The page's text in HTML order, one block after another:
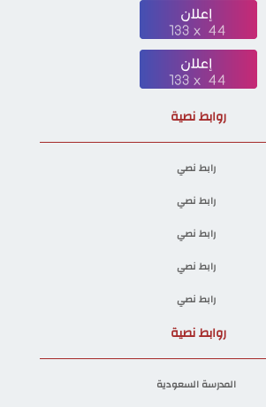
روابط نصية
رابط نصي
رابط نصي
رابط نصي
رابط نصي
رابط نصي
روابط نصية
المدرسة السعودية